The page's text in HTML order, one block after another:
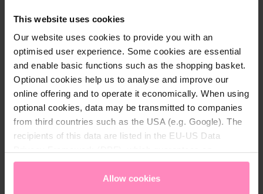
This website uses cookies
Our website uses cookies to provide you with an
optimised user experience. Some cookies are essential
and enable basic functions such as the shopping basket.
Optional cookies help us to analyse and improve our
online offering and to operate it economically. When using
optional cookies, data may be transmitted to companies
from third countries such as the USA (e.g. Google). The
recipients of this data are listed in the EU-US Data
appropriate level of data protection. You canaccept all
only allow necessary cookies
Allow cookies
les impuretés indésirables, réduisez
pleinement le goût de vos boissons et de vos
plats. Que vous prépariez de délicieuses tisanes,
que vous buviez de l'eau rafraîchissante ou que
vous cuisiniez de délicieux repas, la technologie
de filtration de BWT transforme votre eau en
base parfaite.